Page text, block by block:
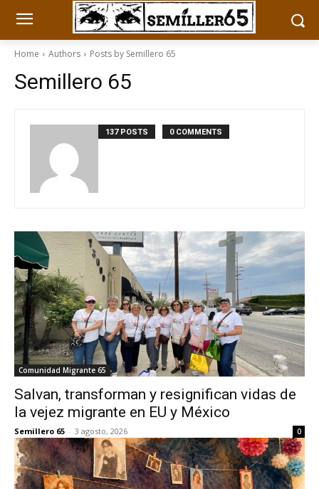
Home Authors Posts by Semillero 65
Semillero 65
137 POSTS 0 COMMENTS
Comunidad Migrante 65
Salvan, transforman y resignifican vidas de
la vejez migrante en EU y México
Semillero 65 - 3 agosto, 2026 0